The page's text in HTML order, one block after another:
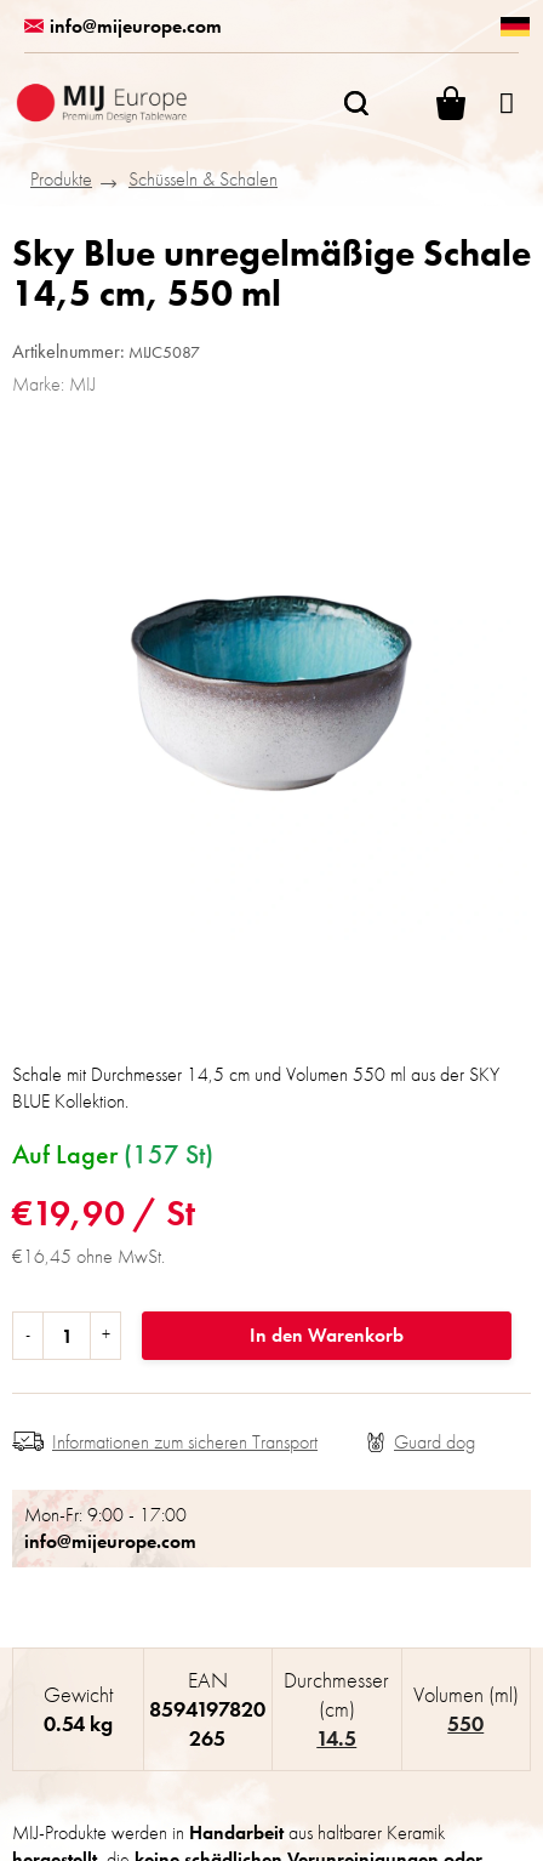
Inhalt
springen
info@mijeurope.com
Produkte Schüsseln & Schalen
Sky Blue unregelmäßige Schale
14,5 cm, 550 ml
Artikelnummer: MIJC5087
Marke: MIJ
€19,90 / St
€16,45 ohne MwSt.
Auf Lager(157 St)
In den Warenkorb
Schale mit Durchmesser 14,5 cm und Volumen 550 ml aus der SKY
BLUE Kollektion.
Mon-Fr: 9:00 - 17:00
info@mijeurope.com
Informationen zum sicheren Transport
MIJ-Produkte werden in Handarbeitaus haltbarer Keramik
Gewicht
0.54 kg
EAN
8594197820
265
Durchmesser
(cm)
14.5
Volumen (ml)
550